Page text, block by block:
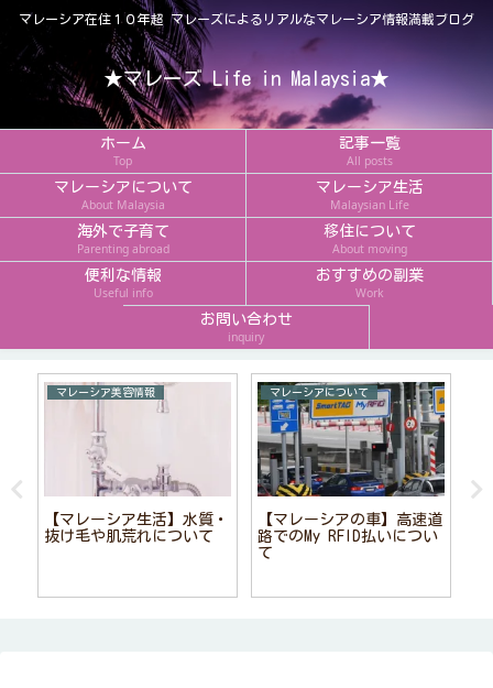
マレーシア在住１０年超 マレーズによるリアルなマレーシア情報満載ブログ
★マレーズ Life in Malaysia★
ホーム
Top
記事一覧
All posts
マレーシアについて
About Malaysia
マレーシア生活
Malaysian Life
海外で子育て
Parenting abroad
移住について
About moving
便利な情報
Useful info
おすすめの副業
Work
お問い合わせ
inquiry
マレーシア美容情報
【マレーシア生活】水質・
抜け毛や肌荒れについて
マレーシアについて
【マレーシアの車】高速道
路でのMy RFID払いについ
て